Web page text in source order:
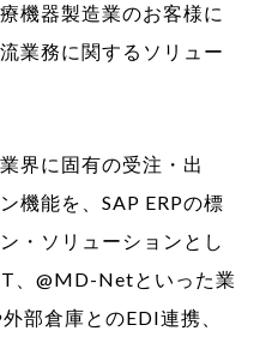
機器製造業のお客様に
業務に関するソリュー
界に固有の受注・出
機能を、SAP ERPの標
・ソリューションとし
、@MD-Netといった業
部倉庫とのEDI連携、